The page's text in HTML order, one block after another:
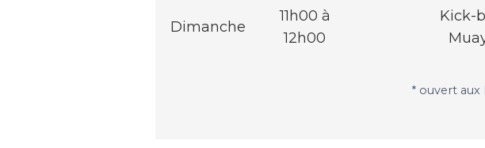
Dimanche
11h00 à
12h00
Kick-
* ouvert aux